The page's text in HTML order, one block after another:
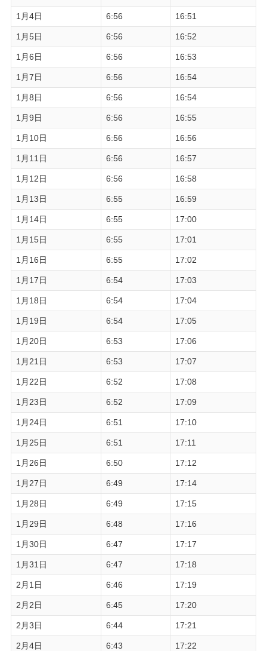
1月4日 6:56 16:51
1月5日 6:56 16:52
1月6日 6:56 16:53
1月7日 6:56 16:54
1月8日 6:56 16:54
1月9日 6:56 16:55
1月10日 6:56 16:56
1月11日 6:56 16:57
1月12日 6:56 16:58
1月13日 6:55 16:59
1月14日 6:55 17:00
1月15日 6:55 17:01
1月16日 6:55 17:02
1月17日 6:54 17:03
1月18日 6:54 17:04
1月19日 6:54 17:05
1月20日 6:53 17:06
1月21日 6:53 17:07
1月22日 6:52 17:08
1月23日 6:52 17:09
1月24日 6:51 17:10
1月25日 6:51 17:11
1月26日 6:50 17:12
1月27日 6:49 17:14
1月28日 6:49 17:15
1月29日 6:48 17:16
1月30日 6:47 17:17
1月31日 6:47 17:18
2月1日 6:46 17:19
2月2日 6:45 17:20
2月3日 6:44 17:21
2月4日 6:43 17:22